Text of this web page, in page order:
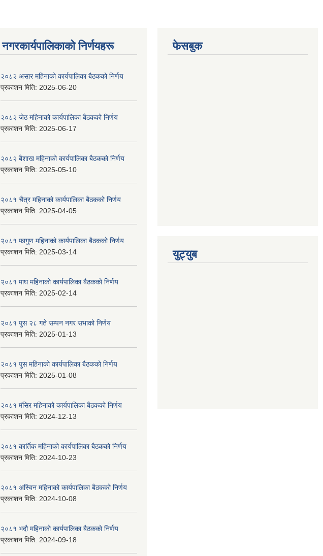
नगरकार्यपालिकाकाे निर्णयहरू
२०८२ असार महिनाको कार्यपालिका बैठकको निर्णय
प्रकाशन मिति: 2025-06-20
२०८२ जेठ महिनाको कार्यपालिका बैठकको निर्णय
प्रकाशन मिति: 2025-06-17
२०८२ बैशाख महिनाको कार्यपालिका बैठकको निर्णय
प्रकाशन मिति: 2025-05-10
२०८१ चैत्र महिनाको कार्यपालिका बैठकको निर्णय
प्रकाशन मिति: 2025-04-05
२०८१ फागुण महिनाको कार्यपालिका बैठकको निर्णय
प्रकाशन मिति: 2025-03-14
२०८१ माघ महिनाको कार्यपालिका बैठकको निर्णय
प्रकाशन मिति: 2025-02-14
२०८१ पुस २८ गते सम्प‍न नगर सभाको निर्णय
प्रकाशन मिति: 2025-01-13
२०८१ पुस महिनाको कार्यपालिका बैठकको निर्णय
प्रकाशन मिति: 2025-01-08
२०८१ मंसिर महिनाको कार्यपालिका बैठकको निर्णय
प्रकाशन मिति: 2024-12-13
२०८१ कार्तिक महिनाको कार्यपालिका बैठकको निर्णय
प्रकाशन मिति: 2024-10-23
२०८१ अस्विन महिनाको कार्यपालिका बैठकको निर्णय
प्रकाशन मिति: 2024-10-08
२०८१ भदौ महिनाको कार्यपालिका बैठकको निर्णय
प्रकाशन मिति: 2024-09-18
फेसबुक
युट्युब